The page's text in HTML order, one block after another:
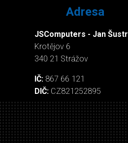
Adresa
JSComputers - Jan Šustr
Krotějov 6
340 21 Strážov
IČ: 867 66 121
DIČ: CZ821252895